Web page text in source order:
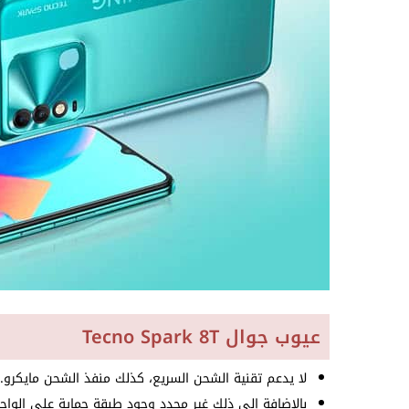
عيوب جوال Tecno Spark 8T
لا يدعم تقنية الشحن السريع، كذلك منفذ الشحن مايكرو.
بالإضافة إلى ذلك غير محدد وجود طبقة حماية على